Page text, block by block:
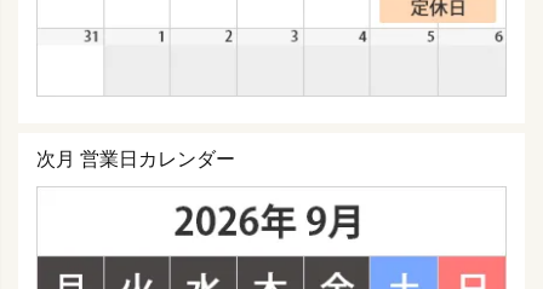
次月 営業日カレンダー